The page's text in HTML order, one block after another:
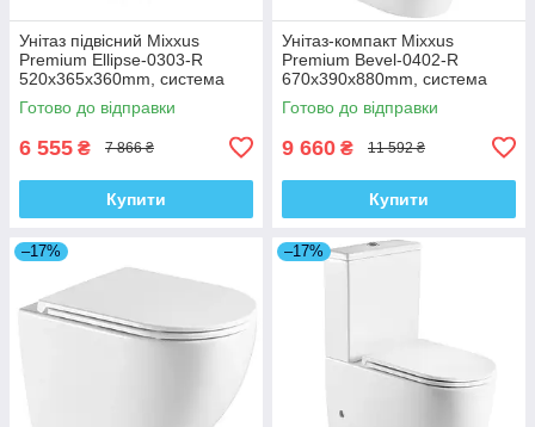
Унітаз підвісний Mixxus
Premium Ellipse-0303-R
520x365x360mm, система
змиву Rimless (MP6463)
Готово до відправки
6 555 ₴ 7 866 ₴
Купити
Унітаз-компакт Mixxus
Premium Bevel-0402-R
670x390x880mm, система
змиву RIMLESS (MP6474)
Готово до відправки
9 660 ₴ 11 592 ₴
Купити
–17% –17%